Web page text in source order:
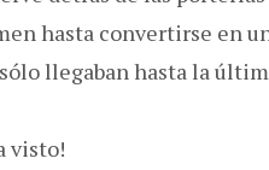
hasta convertirse en
llegaban hasta la
visto!